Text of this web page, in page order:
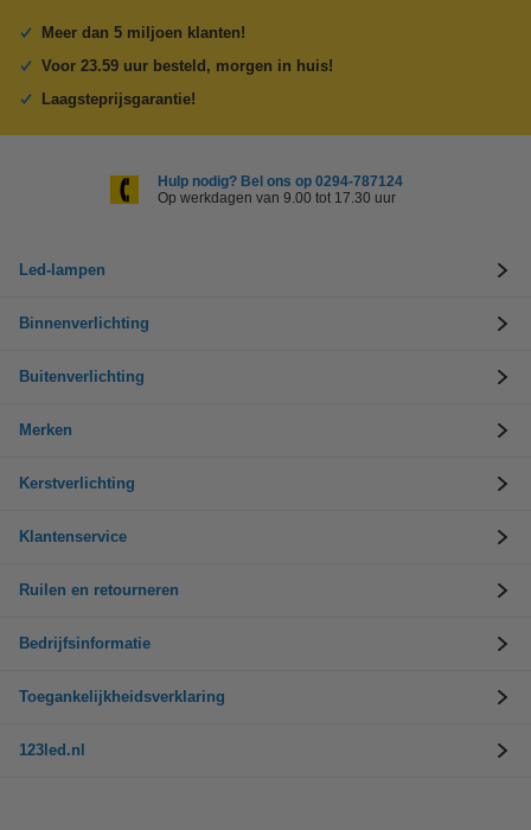
Meer dan 5 miljoen klanten!
Voor 23.59 uur besteld, morgen in huis!
Laagsteprijsgarantie!
Hulp nodig? Bel ons op 0294-787124
Op werkdagen van 9.00 tot 17.30 uur
Led-lampen
Binnenverlichting
Buitenverlichting
Merken
Kerstverlichting
Klantenservice
Ruilen en retourneren
Bedrijfsinformatie
Toegankelijkheidsverklaring
123led.nl